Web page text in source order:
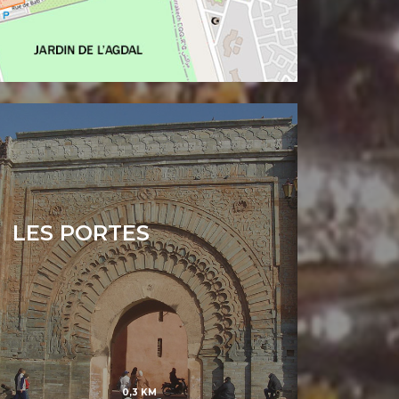
LES PORTES
0,3 KM